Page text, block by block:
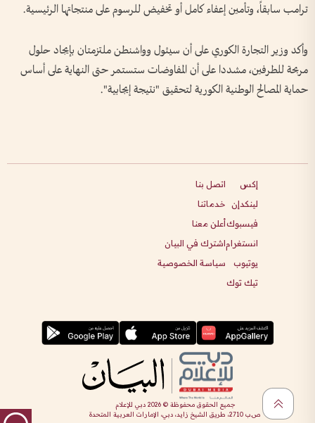
ترامب سابقاً، وتأمين إعفاء كامل أو تخفيض للرسوم على منتجاتها الرئيسية.
وأكد وزير التجارة الكوري على أن سيئول وواشنطن ملتزمتان بإيجاد حلول
مربحة للطرفين، مشددا على أن المفاوضات ستستمر حتى النهاية على أساس
حماية المصالح الوطنية الكورية لتحقيق "نتيجة إيجابية".
إكس
لينكدإن
فيسبوك
انستغرام
يوتيوب
تيك توك
اتصل بنا
خدماتنا
أعلن معنا
اشترك في البيان
سياسة الخصوصية
جميع الحقوق محفوظة ©2026 دبي للإعلام
ص.ب 2710، طريق الشيخ زايد، دبي، الإمارات العربية المتحدة